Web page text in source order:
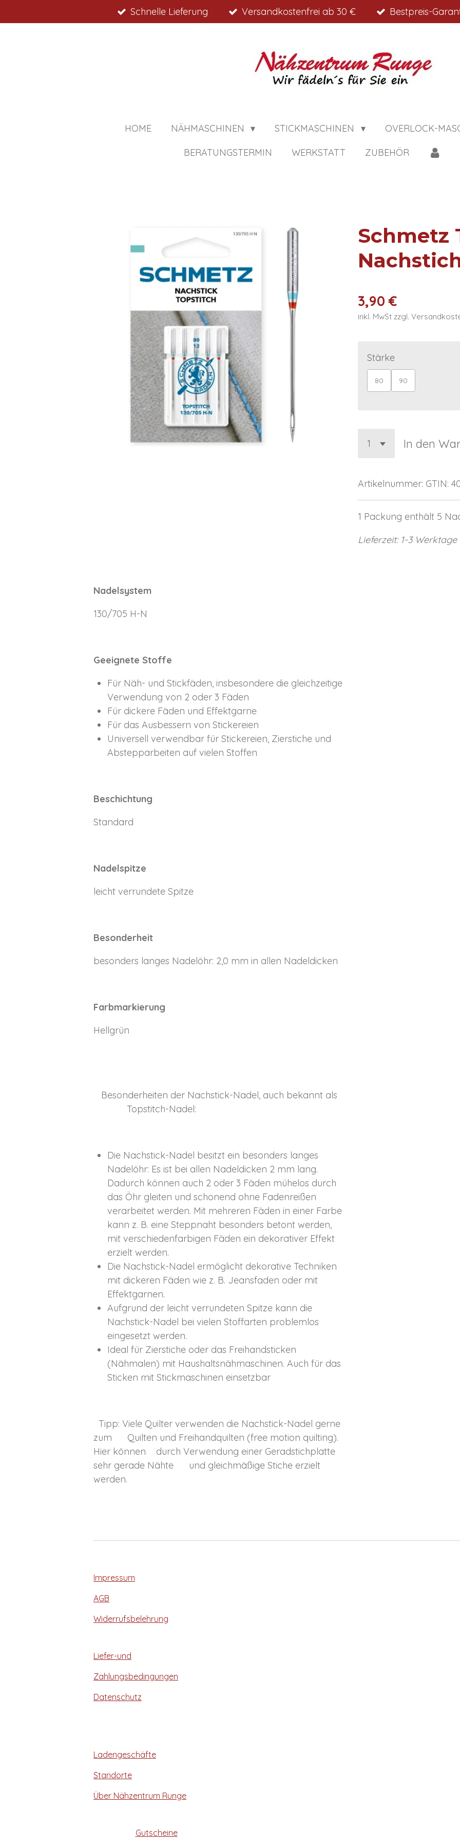
Hauptinhalt
Schnelle Lieferung Versandkostenfrei ab 30 € Bestpreis-
HOME NÄHMASCHINEN STICKMASCHINEN OVERLOCK-
BERATUNGSTERMIN WERKSTATT ZUBEHÖR
Schmetz
3,90 €
inkl. MwSt zzgl.
Stärke
80 90
In den
Artikelnummer: GTIN:
1 Packung enthält 5
Lieferzeit: 1-3 Werktage
Nadelsystem
130/705 H-N
Geeignete Stoffe
Für Näh- und Stickfäden, insbesondere die gleichzeitige
Verwendung von 2 oder 3 Fäden
Für dickere Fäden und Effektgarne
Für das Ausbessern von Stickereien
Universell verwendbar für Stickereien, Zierstiche und
Abstepparbeiten auf vielen Stoffen
Beschichtung
Standard
Nadelspitze
leicht verrundete Spitze
Besonderheit
besonders langes Nadelöhr: 2,0 mm in allen Nadeldicken
Farbmarkierung
Hellgrün
Besonderheiten der Nachstick-Nadel, auch bekannt als
Topstitch-Nadel:
Die Nachstick-Nadel besitzt ein besonders langes
Nadelöhr: Es ist bei allen Nadeldicken 2 mm lang.
Dadurch können auch 2 oder 3 Fäden mühelos durch
das Öhr gleiten und schonend ohne Fadenreißen
verarbeitet werden. Mit mehreren Fäden in einer Farbe
kann z. B. eine Steppnaht besonders betont werden,
mit verschiedenfarbigen Fäden ein dekorativer Effekt
erzielt werden.
Die Nachstick-Nadel ermöglicht dekorative Techniken
mit dickeren Fäden wie z. B. Jeansfaden oder mit
Effektgarnen.
Aufgrund der leicht verrundeten Spitze kann die
Nachstick-Nadel bei vielen Stoffarten problemlos
eingesetzt werden.
Ideal für Zierstiche oder das Freihandsticken
(Nähmalen) mit Haushaltsnähmaschinen. Auch für das
Sticken mit Stickmaschinen einsetzbar
Tipp: Viele Quilter verwenden die Nachstick-Nadel gerne
zum Quilten und Freihandquilten (free motion quilting).
Hier können durch Verwendung einer Geradstichplatte
sehr gerade Nähte und gleichmäßige Stiche erzielt
werden.
Impressum
AGB
Widerrufsbelehrung
Liefer-und
Zahlungsbedingungen
Datenschutz
Ladengeschäfte
Standorte
Über Nähzentrum Runge
Gutscheine